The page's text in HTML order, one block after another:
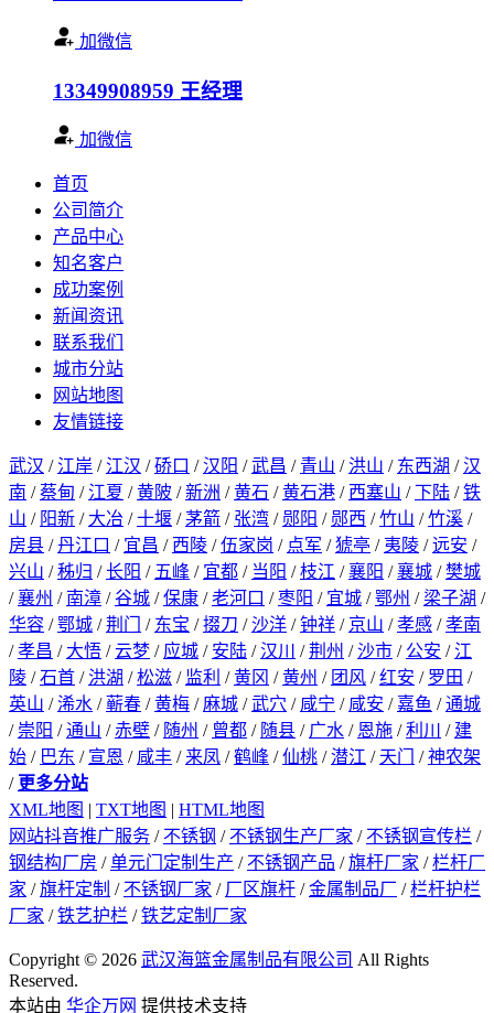
加微信
13349908959 王经理
加微信
首页
公司简介
产品中心
知名客户
成功案例
新闻资讯
联系我们
城市分站
网站地图
友情链接
武汉 / 江岸 / 江汉 /硚口 /汉阳 /武昌 / 青山 / 洪山 / 东西湖 /汉
南 /蔡甸 / 江夏 /黄陂 /新洲 /黄石 /黄石港 / 西塞山 /下陆 /铁
山 / 阳新 / 大冶 /十堰 /茅箭 / 张湾 / 郧阳 / 郧西 /竹山 /竹溪 /
房县 /丹江口 / 宜昌 / 西陵 /伍家岗 / 点军 /猇亭 / 夷陵 /远安 /
兴山 /秭归 /长阳 / 五峰 / 宜都 / 当阳 /枝江 /襄阳 /襄城 /樊城
/襄州 / 南漳 /谷城 /保康 /老河口 /枣阳 / 宜城 /鄂州 / 梁子湖 /
华容 /鄂城 /荆门 / 东宝 /掇刀 /沙洋 /钟祥 / 京山 /孝感 /孝南
/孝昌 / 大悟 /云梦 / 应城 / 安陆 /汉川 /荆州 /沙市 / 公安 / 江
陵 /石首 / 洪湖 /松滋 / 监利 /黄冈 /黄州 / 团风 /红安 / 罗田 /
英山 /浠水 /蕲春 /黄梅 / 麻城 /武穴 / 咸宁 / 咸安 / 嘉鱼 /通城
/ 崇阳 /通山 /赤壁 / 随州 / 曾都 / 随县 / 广水 / 恩施 /利川 / 建
始 / 巴东 / 宣恩 / 咸丰 / 来凤 /鹤峰 /仙桃 /潜江 / 天门 /神农架
/ 更多分站
XML地图 | TXT地图 | HTML地图
网站抖音推广服务 / 不锈钢 / 不锈钢生产厂家 / 不锈钢宣传栏 /
钢结构厂房 /单元门定制生产 / 不锈钢产品 /旗杆厂家 /栏杆厂
家 /旗杆定制 / 不锈钢厂家 / 厂区旗杆 /金属制品厂 /栏杆护栏
厂家 /铁艺护栏 /铁艺定制厂家
Copyright © 2026 武汉海篮金属制品有限公司 All Rights
Reserved.
本站由 华企万网 提供技术支持